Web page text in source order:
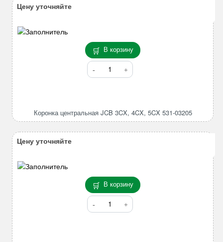
В корзину
Количество
товара
3CX,
Коронка центральная JCB 3CX, 4CX, 5CX 531-03205
Цену уточняйте
В корзину
Количество
товара
Цену уточняйте